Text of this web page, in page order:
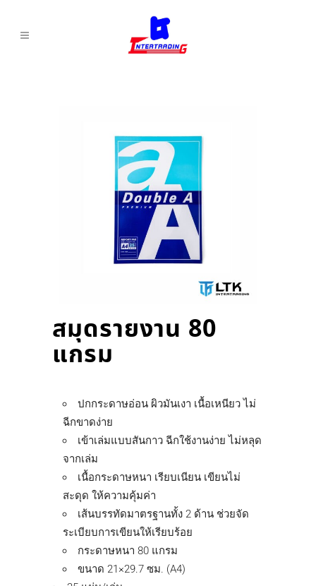
สมุดรายงาน 80
แกรม
ปกกระดาษอ่อน ผิวมันเงา เนื้อเหนียว ไม่
ฉีกขาดง่าย
เข้าเล่มแบบสันกาว ฉีกใช้งานง่าย ไม่หลุด
จากเล่ม
เนื้อกระดาษหนา เรียบเนียน เขียนไม่
สะดุด ให้ความคุ้มค่า
เส้นบรรทัดมาตรฐานทั้ง 2 ด้าน ช่วยจัด
ระเบียบการเขียนให้เรียบร้อย
กระดาษหนา 80 แกรม
ขนาด 21×29.7 ซม. (A4)